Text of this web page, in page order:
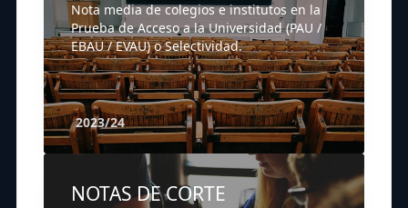
Nota media de colegios e institutos en la
Prueba de Acceso a la Universidad (PAU /
EBAU / EVAU) o Selectividad.
2023/24
NOTAS DE CORTE